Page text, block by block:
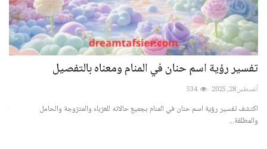
تفسير رؤية اسم حنان في المنام ومعناه بالتفصيل
أغسطس 28, 2025 534
اكتشف تفسير رؤية اسم حنان في المنام بجميع حالاته للعزباء والمتزوجة والحامل
والمطلقة...